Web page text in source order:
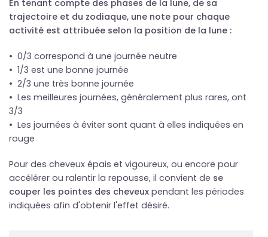
En tenant compte des phases de la lune, de sa
trajectoire et du zodiaque, une note pour chaque
activité est attribuée selon la position de la lune :
• 0/3 correspond à une journée neutre
• 1/3 est une bonne journée
• 2/3 une très bonne journée
• Les meilleures journées, généralement plus rares, ont
3/3
• Les journées à éviter sont quant à elles indiquées en
rouge
Pour des cheveux épais et vigoureux, ou encore pour
accélérer ou ralentir la repousse, il convient de se
couper les pointes des cheveux pendant les périodes
indiquées afin d'obtenir l'effet désiré.